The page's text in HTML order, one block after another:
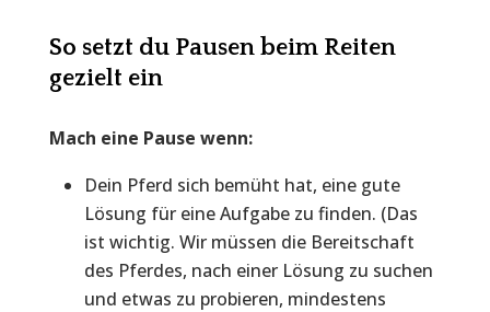
So setzt du Pausen beim Reiten
gezielt ein
Mach eine Pause wenn:
Dein Pferd sich bemüht hat, eine gute
Lösung für eine Aufgabe zu finden. (Das
ist wichtig. Wir müssen die Bereitschaft
des Pferdes, nach einer Lösung zu suchen
und etwas zu probieren, mindestens